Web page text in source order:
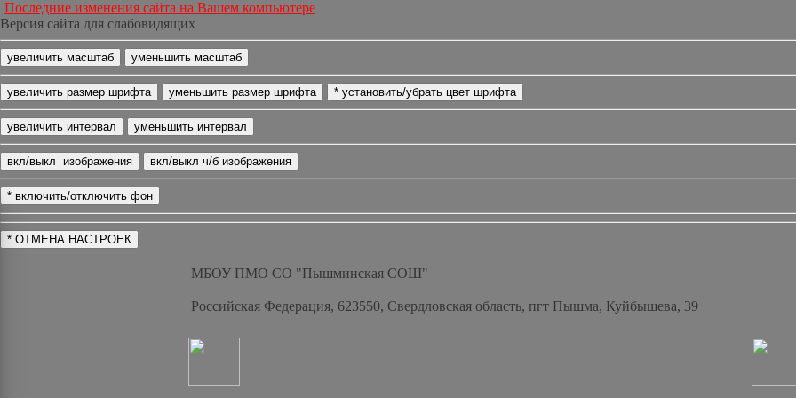
Последние изменения сайта на Вашем компьютере
Версия сайта для слабовидящих
МБОУ ПМО СО "Пышминская СОШ"
Российская Федерация, 623550, Свердловская область, пгт Пышма, Куйбышева, 39